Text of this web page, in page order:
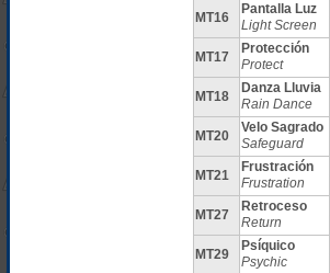
MT16
Pantalla Luz
Light Screen
MT17
Protección
Protect
MT18
Danza Lluvia
Rain Dance
MT20
Velo Sagrado
Safeguard
MT21
Frustración
Frustration
MT27
Retroceso
Return
MT29
Psíquico
Psychic